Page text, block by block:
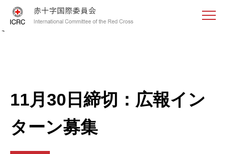
<
11月30日締切：広報イン
ターン募集